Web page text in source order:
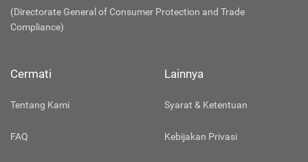
(Directorate General of Consumer Protection and Trade
Compliance)
Cermati
Tentang Kami
FAQ
Lainnya
Syarat & Ketentuan
Kebijakan Privasi